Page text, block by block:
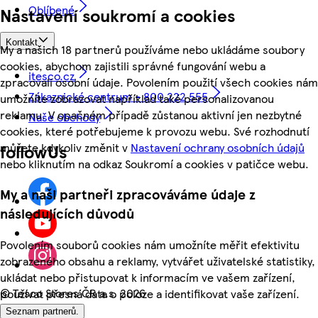
Nastavení soukromí a cookies
My a našich 18 partnerů používáme nebo ukládáme soubory
cookies, abychom zajistili správné fungování webu a
zpracovali osobní údaje. Povolením použití všech cookies nám
umožníte zobrazovat například také personalizovanou
reklamu. V opačném případě zůstanou aktivní jen nezbytné
cookies, které potřebujeme k provozu webu. Své rozhodnutí
můžete kdykoliv změnit v Nastavení ochrany osobních údajů
nebo kliknutím na odkaz Soukromí a cookies v patičce webu.
My a naši partneři zpracováváme údaje z
následujících důvodů
Povolením souborů cookies nám umožníte měřit efektivitu
zobrazeného obsahu a reklamy, vytvářet uživatelské statistiky,
ukládat nebo přistupovat k informacím ve vašem zařízení,
používat přesná data o poloze a identifikovat vaše zařízení.
Seznam partnerů.
Oblíbené
Kontakt
itesco.cz
Zákaznické centrum - 800 222 555
Naše obchody
followUs
©Tesco Stores ČR a.s. 2026